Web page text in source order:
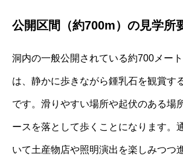
公開区間（約700m）の見学所
洞内の一般公開されている約700メー
は、静かに歩きながら鍾乳石を観賞す
です。滑りやすい場所や起伏のある場
ースを落として歩くことになります。
いて土産物店や照明演出を楽しみつつ